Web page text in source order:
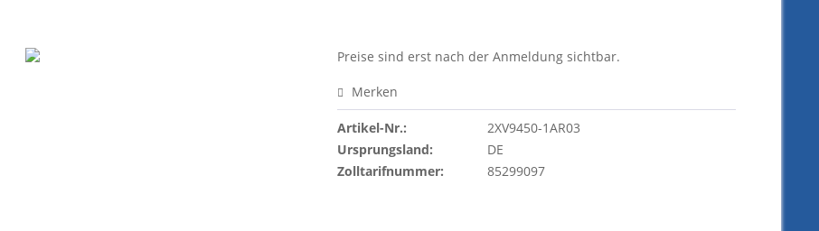
Preise sind erst nach der Anmeldung sichtbar.
Merken
Artikel-Nr.:
2XV9450-1AR03
Ursprungsland:
DE
Zolltarifnummer:
85299097